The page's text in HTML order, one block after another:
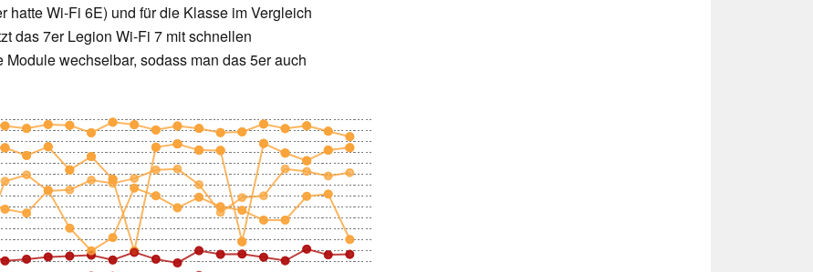
hatte Wi-Fi 6E) und für die Klasse im Vergleich
das 7er Legion Wi-Fi 7 mit schnellen
wechselbar, sodass man das 5er auch